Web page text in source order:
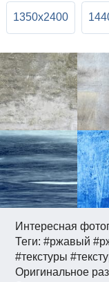
Интересная
Теги: #ржавый
#текстуры
Оригинальное
1350x2400